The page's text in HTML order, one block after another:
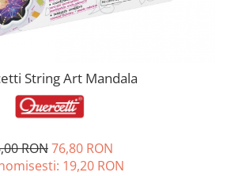
String Art Mandala
RON76,80 RON
19,20 RON